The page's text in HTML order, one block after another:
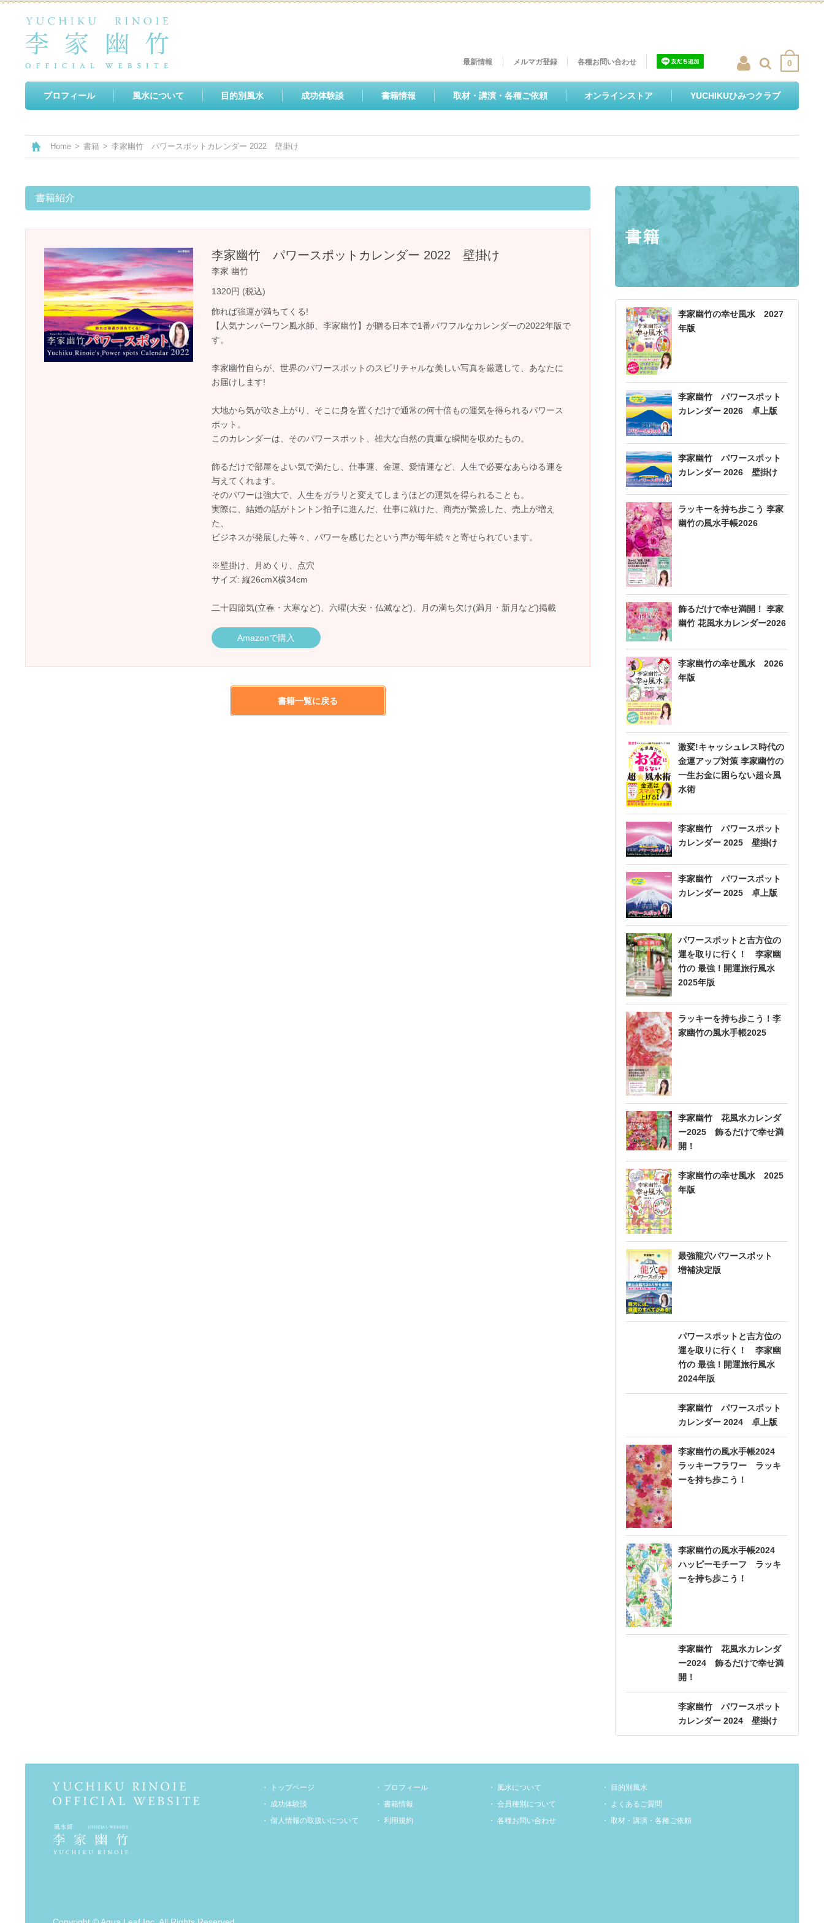
0
プロフィール 風水について 目的別風水 成功体験談 書籍情報 取材・講演・各種ご依頼 オンラインストア YUCHIKUひみつクラブ
最新情報 メルマガ登録 各種お問い合わせ
Home > 書籍 > 李家幽竹 パワースポットカレンダー 2022 壁掛け
書籍紹介
李家幽竹 パワースポットカレンダー 2022 壁掛け
李家 幽竹
1320円 (税込)
飾れば強運が満ちてくる!
【人気ナンバーワン風水師、李家幽竹】が贈る日本で1番パワフルなカレンダーの2022年版で
す。
李家幽竹自らが、世界のパワースポットのスピリチャルな美しい写真を厳選して、あなたに
お届けします!
大地から気が吹き上がり、そこに身を置くだけで通常の何十倍もの運気を得られるパワース
ポット。
このカレンダーは、そのパワースポット、雄大な自然の貴重な瞬間を収めたもの。
飾るだけで部屋をよい気で満たし、仕事運、金運、愛情運など、人生で必要なあらゆる運を
与えてくれます。
そのパワーは強大で、人生をガラリと変えてしまうほどの運気を得られることも。
実際に、結婚の話がトントン拍子に進んだ、仕事に就けた、商売が繁盛した、売上が増え
た、
ビジネスが発展した等々、パワーを感じたという声が毎年続々と寄せられています。
※壁掛け、月めくり、点穴
サイズ: 縦26cmX横34cm
二十四節気(立春・大寒など)、六曜(大安・仏滅など)、月の満ち欠け(満月・新月など)掲載
Amazonで購入
書籍一覧に戻る
書籍
李家幽竹の幸せ風水 2027
年版
李家幽竹 パワースポット
カレンダー 2026 卓上版
李家幽竹 パワースポット
カレンダー 2026 壁掛け
ラッキーを持ち歩こう 李家
幽竹の風水手帳2026
飾るだけで幸せ満開！ 李家
幽竹 花風水カレンダー2026
李家幽竹の幸せ風水 2026
年版
激変!キャッシュレス時代の
金運アップ対策 李家幽竹の
一生お金に困らない超☆風
水術
李家幽竹 パワースポット
カレンダー 2025 壁掛け
李家幽竹 パワースポット
カレンダー 2025 卓上版
パワースポットと吉方位の
運を取りに行く！ 李家幽
竹の 最強！開運旅行風水
2025年版
ラッキーを持ち歩こう！李
家幽竹の風水手帳2025
李家幽竹 花風水カレンダ
ー2025 飾るだけで幸せ満
開！
李家幽竹の幸せ風水 2025
年版
最強龍穴パワースポット
増補決定版
パワースポットと吉方位の
運を取りに行く！ 李家幽
竹の 最強！開運旅行風水
2024年版
李家幽竹 パワースポット
カレンダー 2024 卓上版
李家幽竹の風水手帳2024
ラッキーフラワー ラッキ
ーを持ち歩こう！
李家幽竹の風水手帳2024
ハッピーモチーフ ラッキ
ーを持ち歩こう！
李家幽竹 花風水カレンダ
ー2024 飾るだけで幸せ満
開！
李家幽竹 パワースポット
カレンダー 2024 壁掛け
トップページ プロフィール 風水について
目的別風水
成功体験談
書籍情報 会員種別について
よくあるご質問
個人情報の取扱いについて
利用規約 各種お問い合わせ 取材・講演・各種ご依頼